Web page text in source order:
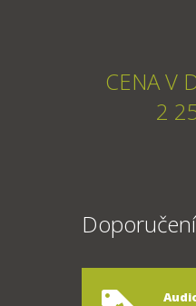
CENA V
2